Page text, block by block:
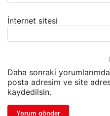
İnternet sitesi
Daha sonraki
posta adresim ve site
kaydedilsin.